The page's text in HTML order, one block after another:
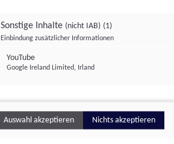
Sonstige Inhalte (nicht IAB) (1)
Einbindung zusätzlicher Informationen
YouTube
Google Ireland Limited, Irland
Auswahl akzeptieren Nichts akzeptieren